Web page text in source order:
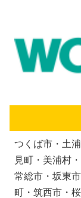
つくば市・土
見町・美浦村
常総市・坂東
町・筑西市・